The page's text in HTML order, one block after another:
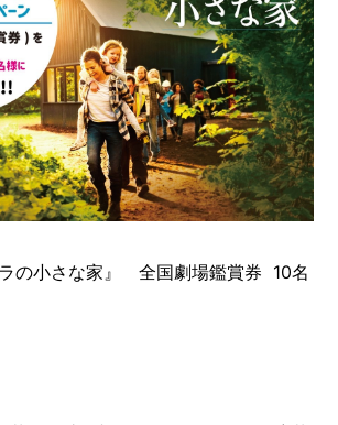
の小さな家』 全国劇場鑑賞券 10名